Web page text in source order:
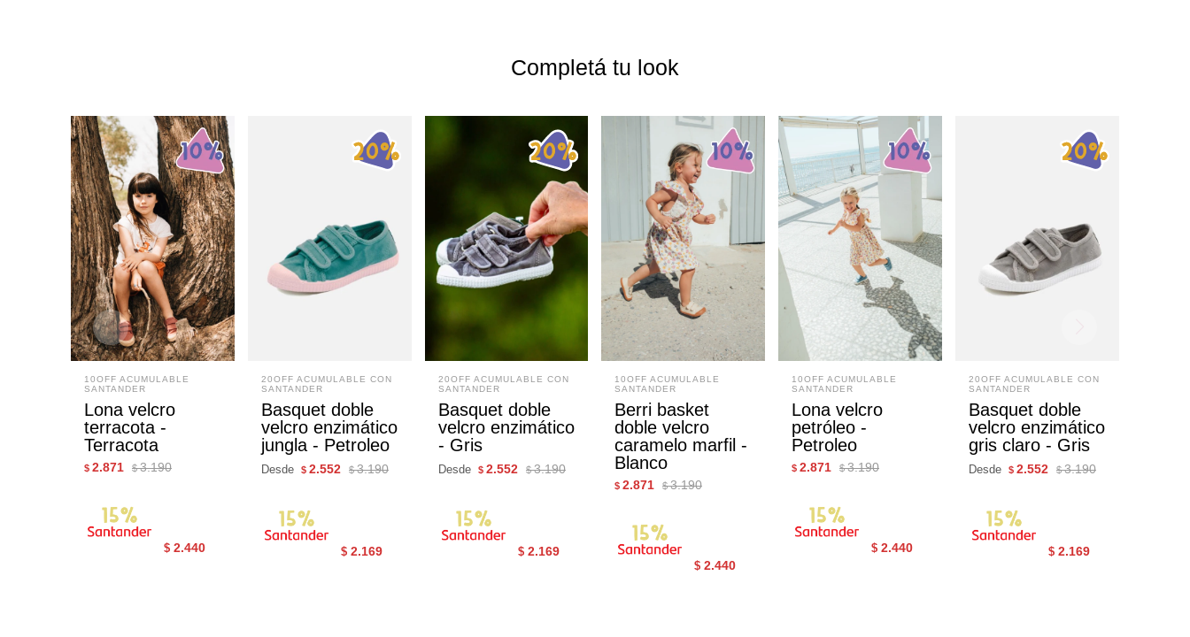
Completá tu look
10OFF ACUMULABLE
SANTANDER
Lona velcro
terracota -
Terracota
$ 2.871 $ 3.190
$ 2.440
20OFF ACUMULABLE CON
SANTANDER
Basquet doble
velcro enzimático
jungla - Petroleo
Desde $ 2.552 $ 3.190
$ 2.169
20OFF ACUMULABLE CON
SANTANDER
Basquet doble
velcro enzimático
- Gris
Desde $ 2.552 $ 3.190
$ 2.169
10OFF ACUMULABLE
SANTANDER
Berri basket
doble velcro
caramelo marfil -
Blanco
$ 2.871 $ 3.190
$ 2.440
10OFF ACUMULABLE
SANTANDER
Lona velcro
petróleo -
Petroleo
$ 2.871 $ 3.190
$ 2.440
20OFF ACUMULABLE CON
SANTANDER
Basquet doble
velcro enzimático
gris claro - Gris
Desde$ 2.552 $ 3.190
$ 2.169